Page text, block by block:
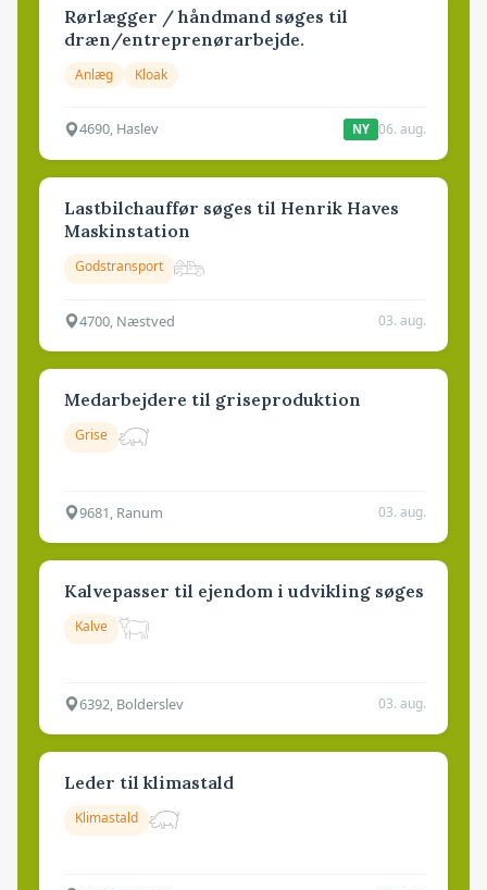
Rørlægger / håndmand søges til
dræn/entreprenørarbejde.
Anlæg Kloak
4690, Haslev NY 06. aug.
Lastbilchauffør søges til Henrik Haves
Maskinstation
Godstransport
4700, Næstved 03. aug.
Medarbejdere til griseproduktion
Grise
9681, Ranum 03. aug.
Kalvepasser til ejendom i udvikling søges
Kalve
6392, Bolderslev 03. aug.
Leder til klimastald
Klimastald